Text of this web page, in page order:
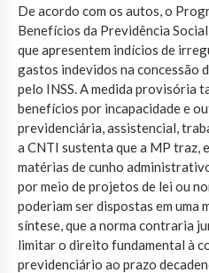
De acordo com os autos, o
Benefícios da Previdência
que apresentem indícios de
gastos indevidos na concessão
pelo INSS. A medida provisória
benefícios por incapacidade e
previdenciária, assistencial,
a CNTI sustenta que a MP traz,
matérias de cunho
por meio de projetos de lei ou
poderiam ser dispostas em uma
síntese, que a norma contraria
limitar o direito fundamental à
previdenciário ao prazo